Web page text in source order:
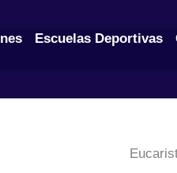
Escuelas Deportivas